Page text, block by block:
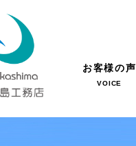
お客様の声
VOICE